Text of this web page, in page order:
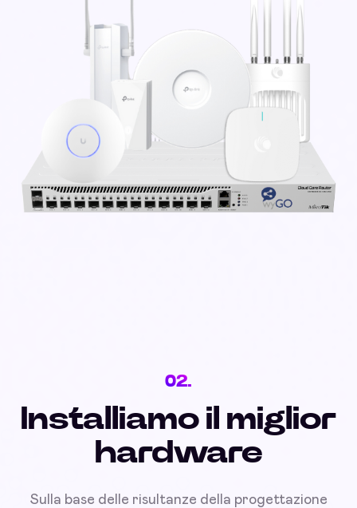
02.
Installiamo il miglior
hardware
Sulla base delle risultanze della progettazione